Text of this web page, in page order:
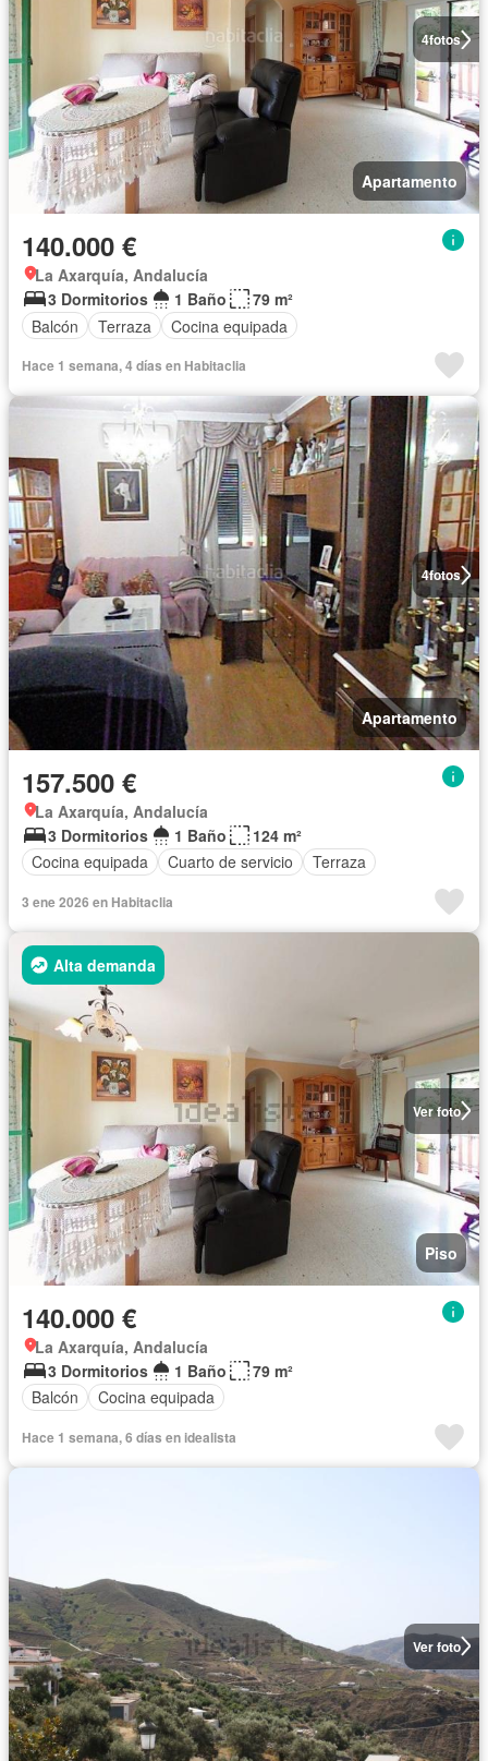
4fotos
Apartamento
140.000 €
La Axarquía, Andalucía
3 Dormitorios
1 Baño
79 m²
Balcón
Terraza Cocina equipada
Hace 1 semana, 4 días en Habitaclia
4fotos
Apartamento
157.500 €
La Axarquía, Andalucía
3 Dormitorios
1 Baño
124 m²
Cocina equipada
Cuarto de servicio Terraza
3 ene 2026 en Habitaclia
Ver foto
Alta demanda
Piso
140.000 €
La Axarquía, Andalucía
3 Dormitorios
1 Baño
79 m²
Balcón
Cocina equipada
Hace 1 semana, 6 días en idealista
Ver foto